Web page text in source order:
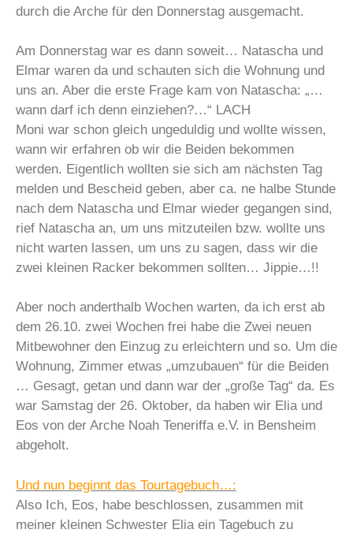
durch die Arche für den Donnerstag ausgemacht.
Am Donnerstag war es dann soweit… Natascha und
Elmar waren da und schauten sich die Wohnung und
uns an. Aber die erste Frage kam von Natascha: „…
wann darf ich denn einziehen?…“ LACH
Moni war schon gleich ungeduldig und wollte wissen,
wann wir erfahren ob wir die Beiden bekommen
werden. Eigentlich wollten sie sich am nächsten Tag
melden und Bescheid geben, aber ca. ne halbe Stunde
nach dem Natascha und Elmar wieder gegangen sind,
rief Natascha an, um uns mitzuteilen bzw. wollte uns
nicht warten lassen, um uns zu sagen, dass wir die
zwei kleinen Racker bekommen sollten… Jippie…!!
Aber noch anderthalb Wochen warten, da ich erst ab
dem 26.10. zwei Wochen frei habe die Zwei neuen
Mitbewohner den Einzug zu erleichtern und so. Um die
Wohnung, Zimmer etwas „umzubauen“ für die Beiden
… Gesagt, getan und dann war der „große Tag“ da. Es
war Samstag der 26. Oktober, da haben wir Elia und
Eos von der Arche Noah Teneriffa e.V. in Bensheim
abgeholt.
Und nun beginnt das Tourtagebuch…:
Also Ich, Eos, habe beschlossen, zusammen mit
meiner kleinen Schwester Elia ein Tagebuch zu